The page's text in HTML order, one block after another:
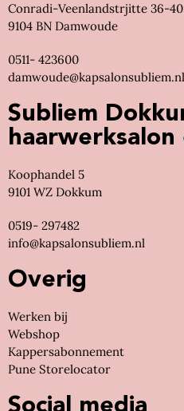
Conradi-Veenlandstrjitte 36-40
9104 BN Damwoude
0511- 423600
damwoude@kapsalonsubliem.nl
Subliem
haarwerksalon
Koophandel 5
9101 WZ Dokkum
0519- 297482
info@kapsalonsubliem.nl
Overig
Werken bij
Webshop
Kappersabonnement
Pune Storelocator
Social media